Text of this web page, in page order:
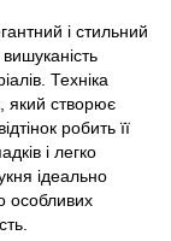
і стильний
Техніка
який створює
робить її
і легко
ідеально
особливих